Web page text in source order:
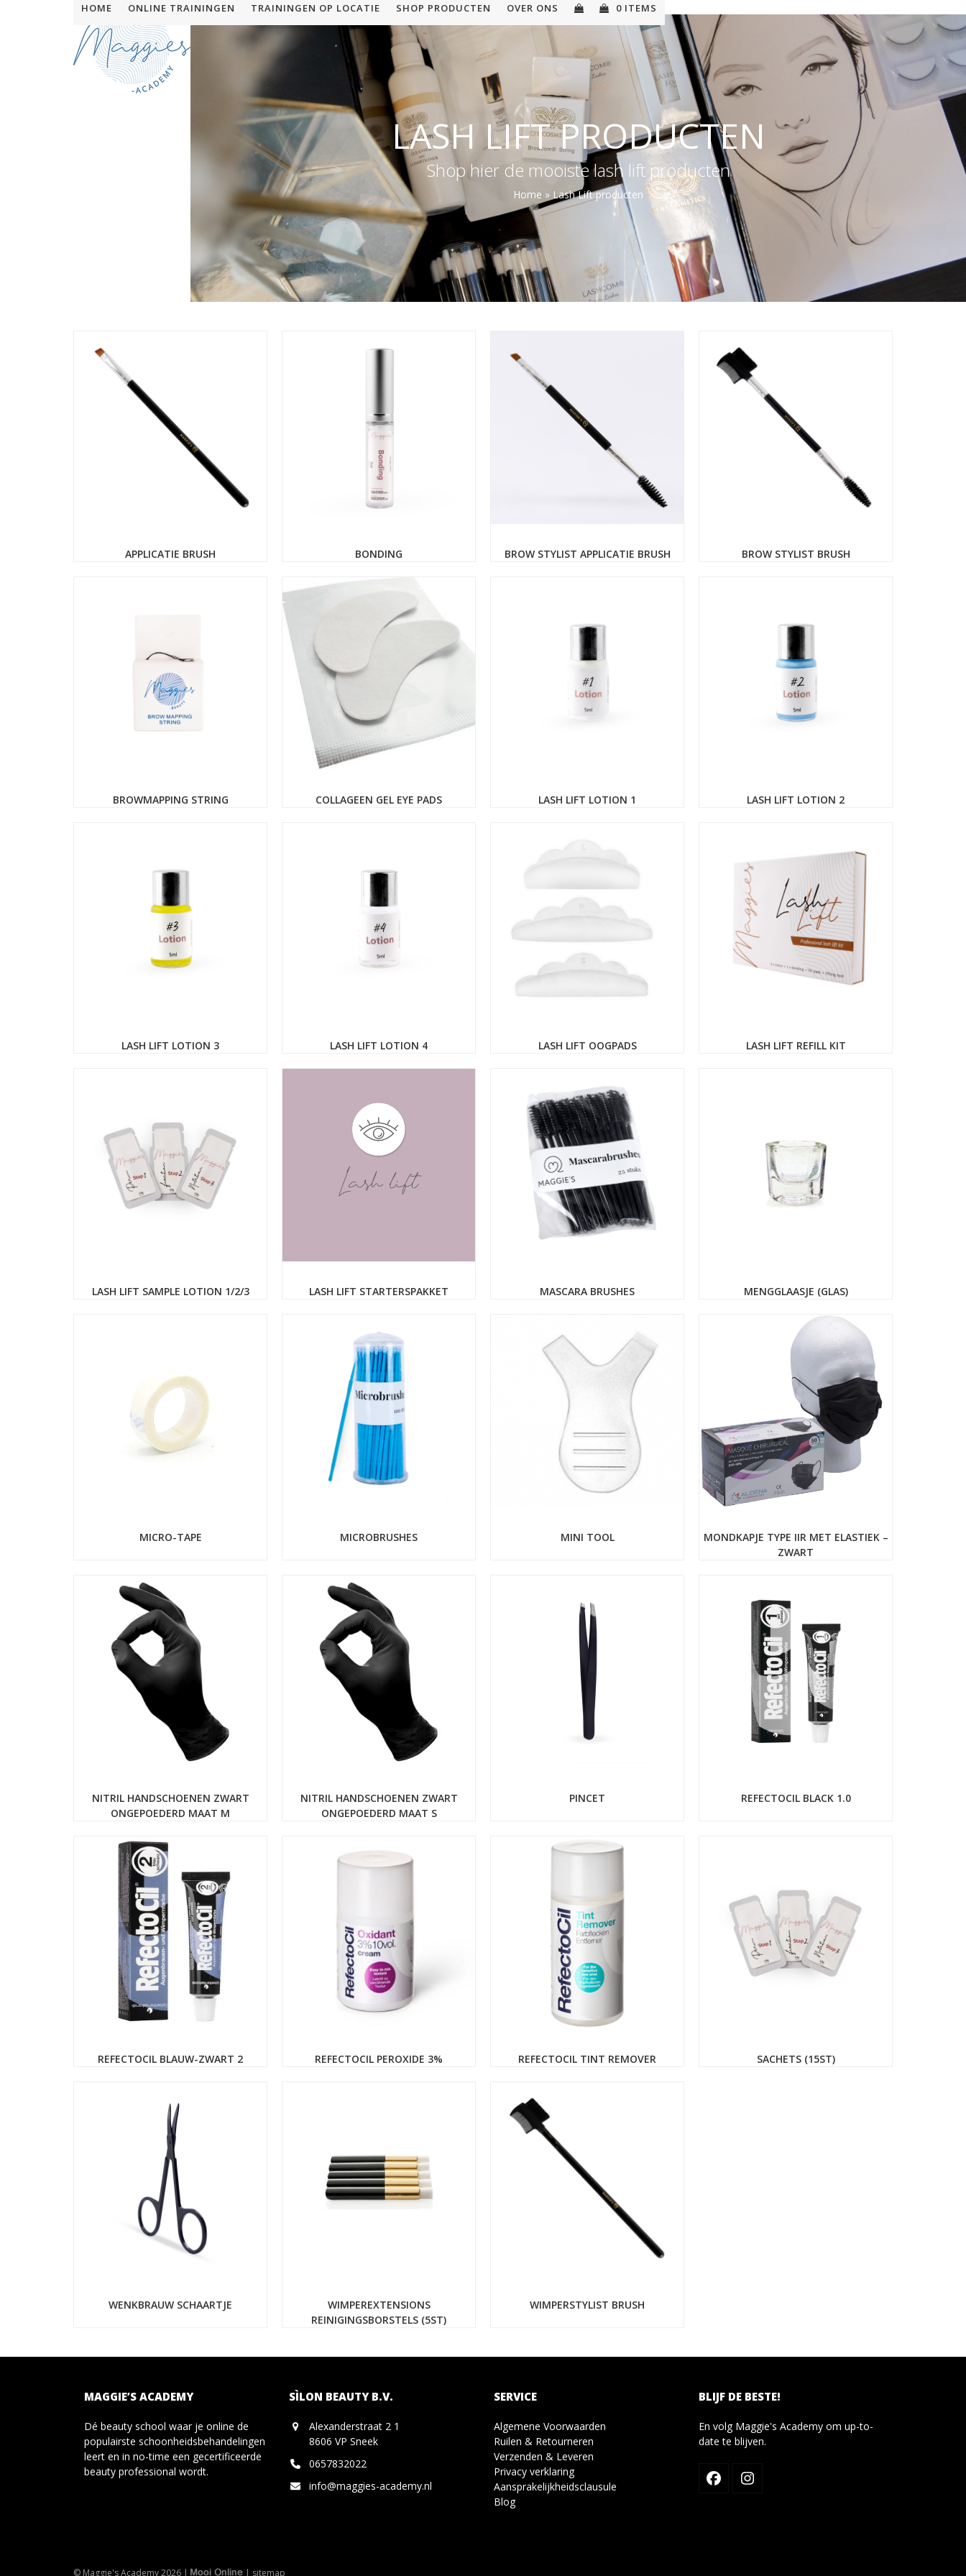
HOME ONLINE TRAININGEN TRAININGEN OP LOCATIE SHOP PRODUCTEN OVER ONS 0 ITEMS
LASH LIFT PRODUCTEN
Shop hier de mooiste lash lift producten
Home » Lash Lift producten
APPLICATIE BRUSH BONDING BROW STYLIST APPLICATIE BRUSH BROW STYLIST BRUSH
BROWMAPPING STRING COLLAGEEN GEL EYE PADS LASH LIFT LOTION 1 LASH LIFT LOTION 2
LASH LIFT LOTION 3 LASH LIFT LOTION 4 LASH LIFT OOGPADS LASH LIFT REFILL KIT
LASH LIFT SAMPLE LOTION 1/2/3 LASH LIFT STARTERSPAKKET MASCARA BRUSHES MENGGLAASJE (GLAS)
MICRO-TAPE MICROBRUSHES MINI TOOL
MONDKAPJE TYPE IIR MET ELASTIEK –
ZWART
NITRIL HANDSCHOENEN ZWART
ONGEPOEDERD MAAT M
NITRIL HANDSCHOENEN ZWART
ONGEPOEDERD MAAT S
PINCET REFECTOCIL BLACK 1.0
REFECTOCIL BLAUW-ZWART 2 REFECTOCIL PEROXIDE 3% REFECTOCIL TINT REMOVER SACHETS (15ST)
WENKBRAUW SCHAARTJE
WIMPEREXTENSIONS
REINIGINGSBORSTELS (5ST)
WIMPERSTYLIST BRUSH
MAGGIE’S ACADEMY
Dé beauty school waar je online de
populairste schoonheidsbehandelingen
leert en in no-time een gecertificeerde
beauty professional wordt.
SÌLON BEAUTY B.V.
Alexanderstraat 2 1
8606 VP Sneek
0657832022
info@maggies-academy.nl
SERVICE
Algemene Voorwaarden
Ruilen & Retourneren
Verzenden & Leveren
Privacy verklaring
Aansprakelijkheidsclausule
Blog
BLIJF DE BESTE!
En volg Maggie's Academy om up-to-
date te blijven.
FacebookInstagram
© Maggie's Academy 2026 | | sitemap